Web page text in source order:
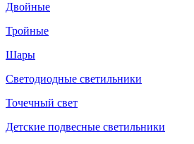
Двойные
Тройные
Шары
Светодиодные светильники
Точечный свет
Детские подвесные светильники